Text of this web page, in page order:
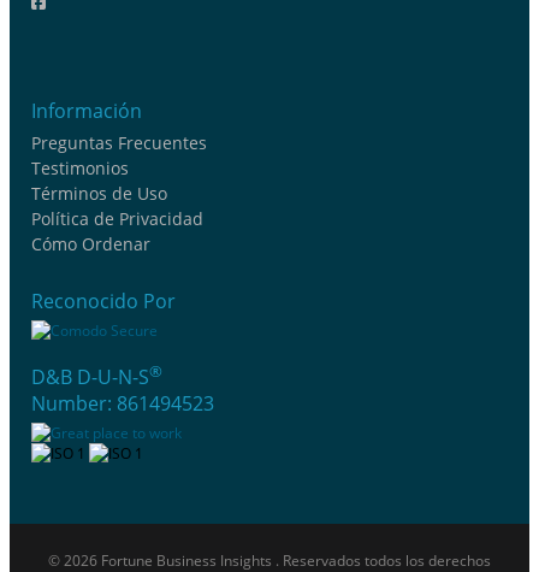
Información
Preguntas Frecuentes
Testimonios
Términos de Uso
Política de Privacidad
Cómo Ordenar
Reconocido Por
D&B D-U-N-S®
Number: 861494523
© 2026 Fortune Business Insights . Reservados todos los derechos